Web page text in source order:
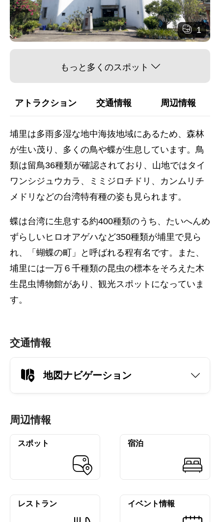
1
もっと多くのスポット
アトラクション 交通情報 周辺情報
埔里は多雨多湿な地中海抜地域にあるため、森林
が生い茂り、多くの鳥や蝶が生息しています。鳥
類は留鳥36種類が確認されており、山地ではタイ
ワンシジュウカラ、ミミジロチドリ、カンムリチ
メドリなどの台湾特有種の姿も見られます。
蝶は台湾に生息する約400種類のうち、たいへんめ
ずらしいヒロオアゲハなど350種類が埔里で見ら
れ、「蝴蝶の町」と呼ばれる程有名です。また、
埔里には一万６千種類の昆虫の標本をそろえた木
生昆虫博物館があり、観光スポットになっていま
す。
交通情報
地図ナビゲーション
周辺情報
スポット 宿泊
レストラン イベント情報